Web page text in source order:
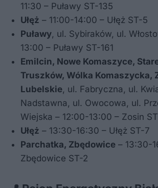
11:30 – Puławy ST-135
Ułęż – 11:00-14:00 – Ułęż ST-5
Puławy , ul. Sybiraków, ul.
13:00 – Puławy ST-161
Emilcin, Nowe Komaszyce,
Truszków, Wólka Komaszycka,
Lubelskie , ul. Fabryczna, ul.
Nadstawna, ul. Owocowa, ul.
Wiejska – 12:00-13:00 – Zosin
Ułęż – 13:30-16:30 – Ułęż ST-7
Parchatka, Zbędowice – 13:30-
Zbędowice ST-2